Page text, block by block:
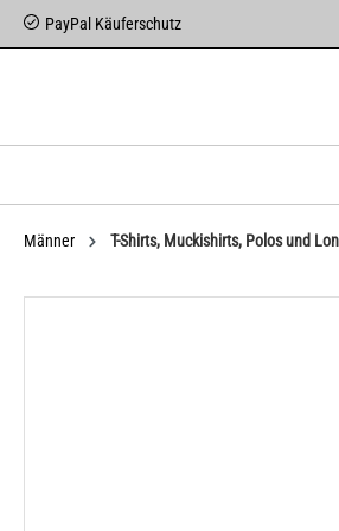
PayPal Käuferschutz
Männer T-Shirts, Muckishirts, Polos und